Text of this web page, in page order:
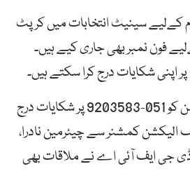
کےلیے سینیٹ انتخابات میں کرپٹ
فون نمبر بھی جاری کیے ہیں۔
سیکرٹری الیکشن کمیشن کو 051-9203583 پر شکایات درج
الیکشن کمشنر سے چیئرمین نادرا،
جی ایف آئی اے نے ملاقات بھی